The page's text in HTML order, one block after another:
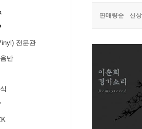
전문관
반
판매량순 신